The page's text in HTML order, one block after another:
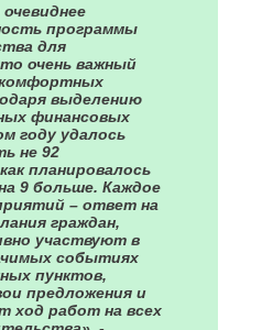
программы
для
очень важный
комфортных
выделению
финансовых
году удалось
не 92
планировалось
9 больше. Каждое
– ответ на
граждан,
участвуют в
событиях
пунктов,
предложения и
ход работ на всех